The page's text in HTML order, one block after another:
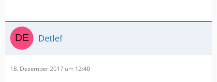
Detlef
18. Dezember 2017 um 12:40